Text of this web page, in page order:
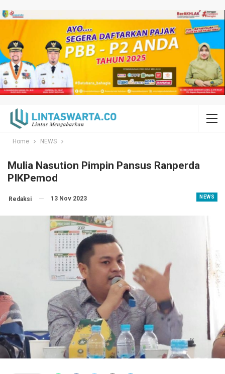
Home NEWS
Mulia Nasution Pimpin Pansus Ranperda
PIKPemod
NEWS
Redaksi 13 Nov 2023